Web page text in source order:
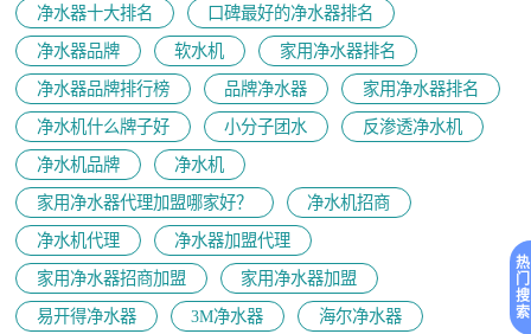
净水器十大排名
口碑最好的净水器排名
净水器品牌
软水机
家用净水器排名
净水器品牌排行榜
品牌净水器
家用净水器排名
净水机什么牌子好
小分子团水
反渗透净水机
净水机品牌
净水机
家用净水器代理加盟哪家好？
净水机招商
净水机代理
净水器加盟代理
家用净水器招商加盟
家用净水器加盟
易开得净水器
3M净水器
海尔净水器
热
门
搜
索